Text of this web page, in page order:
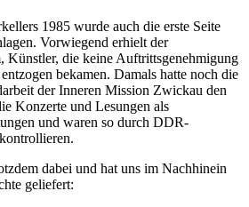
1985 wurde auch die erste Seite
Vorwiegend erhielt der
Künstler, die keine Auftrittsgenehmigung
bekamen. Damals hatte noch die
der Inneren Mission Zwickau den
Konzerte und Lesungen als
und waren so durch DDR-
dabei und hat uns im Nachhinein
geliefert: